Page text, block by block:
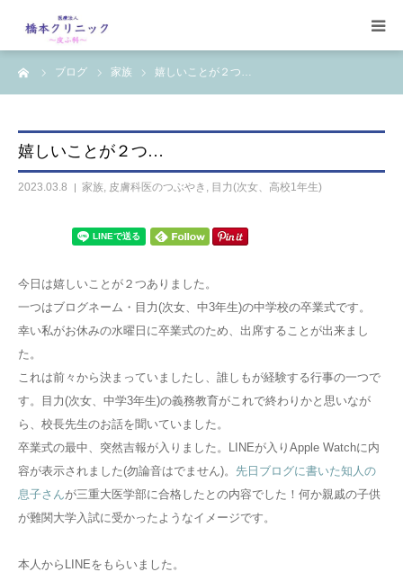
ブログ 家族 嬉しいことが２つ…
嬉しいことが２つ…
2023.03.8 家族, 皮膚科医のつぶやき , 目力(次女、高校1年生)
今日は嬉しいことが２つありました。
一つはブログネーム・目力(次女、中3年生)の中学校の卒業式です。
幸い私がお休みの水曜日に卒業式のため、出席することが出来まし
た。
これは前々から決まっていましたし、誰しもが経験する行事の一つで
す。目力(次女、中学3年生)の義務教育がこれで終わりかと思いなが
ら、校長先生のお話を聞いていました。
卒業式の最中、突然吉報が入りました。LINEが入りApple Watchに内
容が表示されました(勿論音はでません)。 先日ブログに書いた知人の
息子さんが三重大医学部に合格したとの内容でした！何か親戚の子供
が難関大学入試に受かったようなイメージです。
本人からLINEをもらいました。
受診案内
治療案内
【コラム】
ワクチン一覧